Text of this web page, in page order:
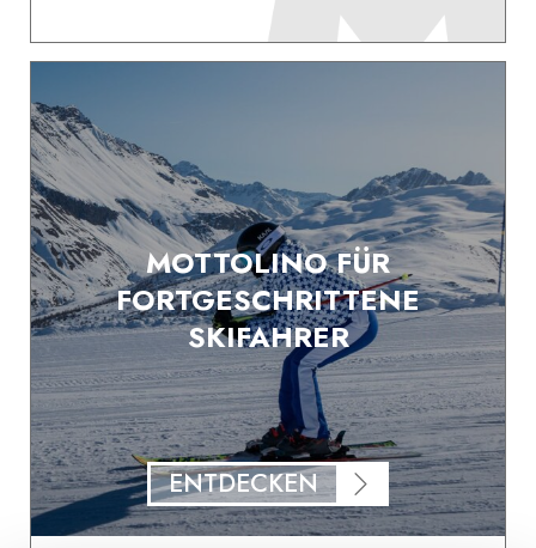
MOTTOLINO FÜR
FORTGESCHRITTENE
SKIFAHRER
ENTDECKEN